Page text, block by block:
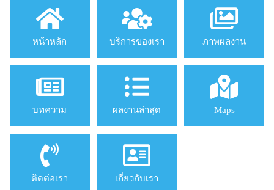
หน้าหลัก บริการของเรา ภาพผลงาน
บทความ ผลงานล่าสุด Maps
ติดต่อเรา เกี่ยวกับเรา